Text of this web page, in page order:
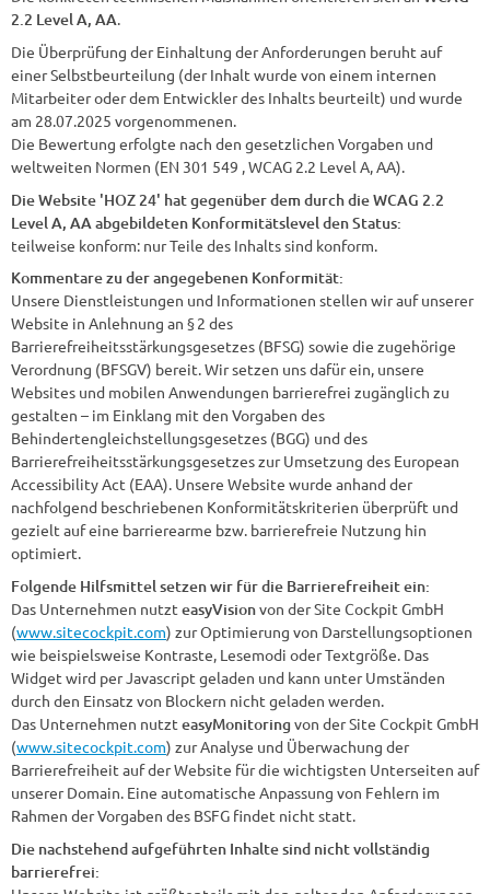
2.2 Level A, AA.
Die Überprüfung der Einhaltung der Anforderungen beruht auf
einer Selbstbeurteilung (der Inhalt wurde von einem internen
Mitarbeiter oder dem Entwickler des Inhalts beurteilt) und wurde
am 28.07.2025 vorgenommenen.
Die Bewertung erfolgte nach den gesetzlichen Vorgaben und
weltweiten Normen (EN 301 549 , WCAG 2.2 Level A, AA).
Die Website 'HOZ 24' hat gegenüber dem durch die WCAG 2.2
Level A, AA abgebildeten Konformitätslevel den Status:
teilweise konform: nur Teile des Inhalts sind konform.
Kommentare zu der angegebenen Konformität:
Unsere Dienstleistungen und Informationen stellen wir auf unserer
Website in Anlehnung an § 2 des
Barrierefreiheitsstärkungsgesetzes (BFSG) sowie die zugehörige
Verordnung (BFSGV) bereit. Wir setzen uns dafür ein, unsere
Websites und mobilen Anwendungen barrierefrei zugänglich zu
gestalten – im Einklang mit den Vorgaben des
Behindertengleichstellungsgesetzes (BGG) und des
Barrierefreiheitsstärkungsgesetzes zur Umsetzung des European
Accessibility Act (EAA). Unsere Website wurde anhand der
nachfolgend beschriebenen Konformitätskriterien überprüft und
gezielt auf eine barrierearme bzw. barrierefreie Nutzung hin
optimiert.
Folgende Hilfsmittel setzen wir für die Barrierefreiheit ein:
Das Unternehmen nutzt easyVisionvon der Site Cockpit GmbH
(www.sitecockpit.com) zur Optimierung von Darstellungsoptionen
wie beispielsweise Kontraste, Lesemodi oder Textgröße. Das
Widget wird per Javascript geladen und kann unter Umständen
durch den Einsatz von Blockern nicht geladen werden.
Das Unternehmen nutzt easyMonitoring von der Site Cockpit GmbH
(www.sitecockpit.com) zur Analyse und Überwachung der
Barrierefreiheit auf der Website für die wichtigsten Unterseiten auf
unserer Domain. Eine automatische Anpassung von Fehlern im
Rahmen der Vorgaben des BSFG findet nicht statt.
Die nachstehend aufgeführten Inhalte sind nicht vollständig
barrierefrei: